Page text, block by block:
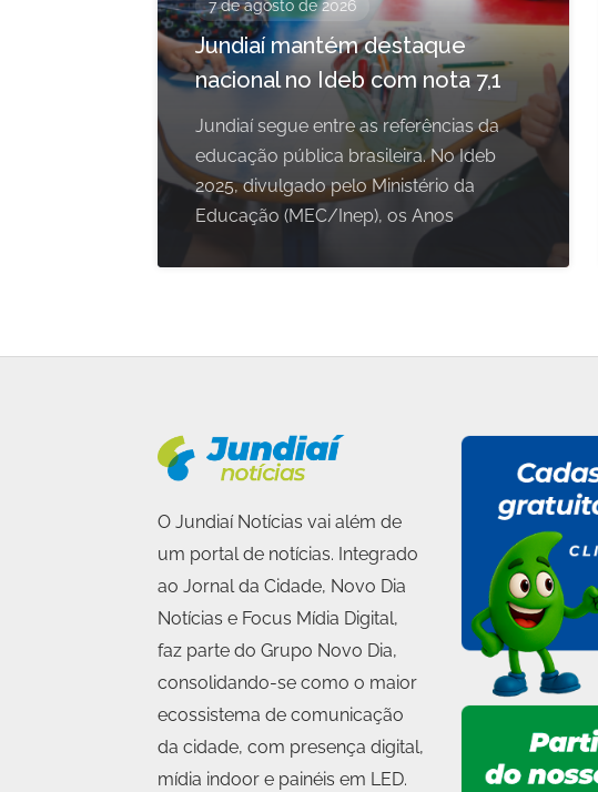
7 de agosto de 2026
Jundiaí mantém destaque
nacional no Ideb com nota 7,1
Jundiaí segue entre as referências da
educação pública brasileira. No Ideb
2025, divulgado pelo Ministério da
Educação (MEC/Inep), os Anos
O Jundiaí Notícias vai além de
um portal de notícias. Integrado
ao Jornal da Cidade, Novo Dia
Notícias e Focus Mídia Digital,
faz parte do Grupo Novo Dia,
consolidando-se como o maior
ecossistema de comunicação
da cidade, com presença digital,
mídia indoor e painéis em LED.